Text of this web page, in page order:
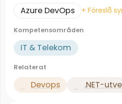
Azure DevOps + Föreslå
Kompetensområden
IT & Telekom
Relaterat
Devops .NET-